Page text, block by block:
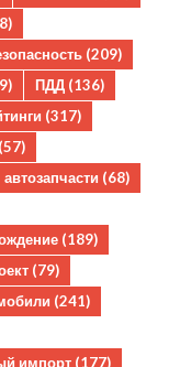
(209)
ПДД (136)
(317)
(57)
автозапчасти (68)
(189)
(79)
(241)
импорт (177)